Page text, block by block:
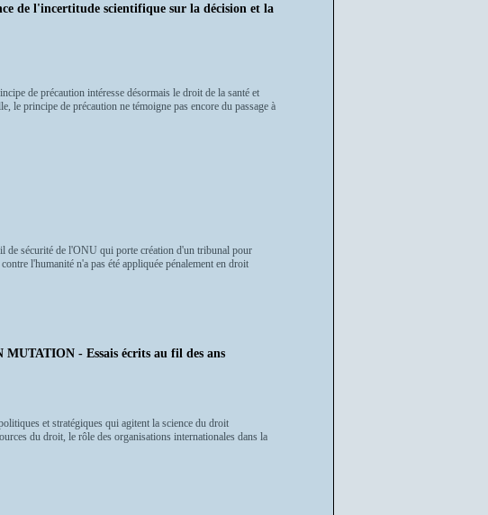
de l'incertitude scientifique sur la décision et la
de précaution intéresse désormais le droit de la santé et
le principe de précaution ne témoigne pas encore du passage à
de sécurité de l'ONU qui porte création d'un tribunal pour
l'humanité n'a pas été appliquée pénalement en droit
- Essais écrits au fil des ans
et stratégiques qui agitent la science du droit
du droit, le rôle des organisations internationales dans la